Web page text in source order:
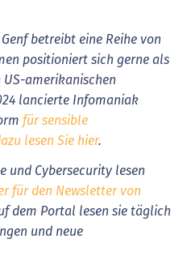
betreibt eine Reihe von
positioniert sich gerne als
US-amerikanischen
lancierte Infomaniak
für sensible
lesen Sie hier.
und Cybersecurity lesen
für den Newsletter von
dem Portal lesen sie täglich
und neue